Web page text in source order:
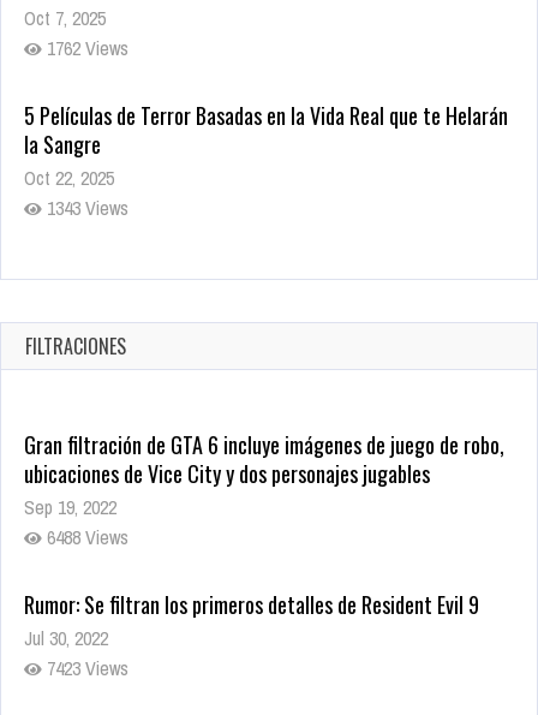
Oct 7, 2025
1762 Views
5 Películas de Terror Basadas en la Vida Real que te Helarán
la Sangre
Oct 22, 2025
1343 Views
Revive el terror: El conjuro 4: Últimos ritos ya está disponible
Oct 20, 2025
1385 Views
FILTRACIONES
Gran filtración de GTA 6 incluye imágenes de juego de robo,
ubicaciones de Vice City y dos personajes jugables
Sep 19, 2022
6488 Views
Rumor: Se filtran los primeros detalles de Resident Evil 9
Jul 30, 2022
7423 Views